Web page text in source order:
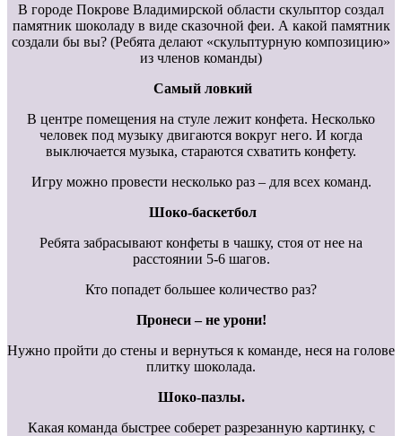
В городе Покрове Владимирской области скульптор создал
памятник шоколаду в виде сказочной феи. А какой памятник
создали бы вы? (Ребята делают «скульптурную композицию»
из членов команды)
Самый ловкий
В центре помещения на стуле лежит конфета. Несколько
человек под музыку двигаются вокруг него. И когда
выключается музыка, стараются схватить конфету.
Игру можно провести несколько раз – для всех команд.
Шоко-баскетбол
Ребята забрасывают конфеты в чашку, стоя от нее на
расстоянии 5-6 шагов.
Кто попадет большее количество раз?
Пронеси – не урони!
Нужно пройти до стены и вернуться к команде, неся на голове
плитку шоколада.
Шоко-пазлы.
Какая команда быстрее соберет разрезанную картинку, с